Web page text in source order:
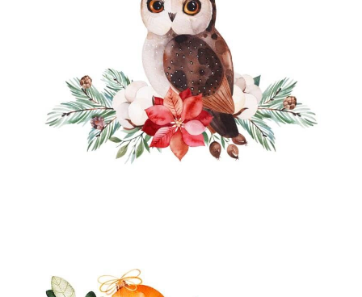
NATURALNA APTECZKA
DLA DOMU
EKO ŻYCIE
PRZYRODA
ZWIERZĘTA W NATURZE